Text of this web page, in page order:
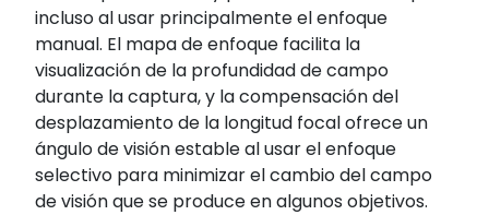
incluso al usar principalmente el enfoque
manual. El mapa de enfoque facilita la
visualización de la profundidad de campo
durante la captura, y la compensación del
desplazamiento de la longitud focal ofrece un
ángulo de visión estable al usar el enfoque
selectivo para minimizar el cambio del campo
de visión que se produce en algunos objetivos.